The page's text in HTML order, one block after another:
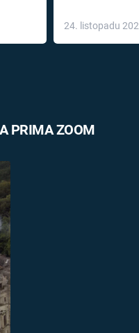
léky
24. listopadu
PRIMA ZOOM